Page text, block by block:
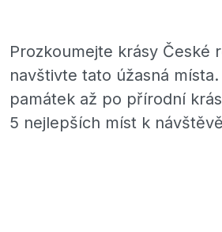
Prozkoumejte krásy České
navštivte tato úžasná
památek až po přírodní
5 nejlepších míst k